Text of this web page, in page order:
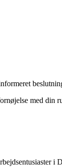
med din
i